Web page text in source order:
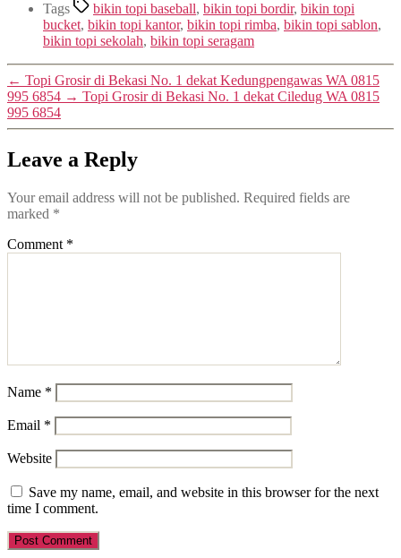
Tags bikin topi baseball, bikin topi bordir, bikin topi
bucket, bikin topi kantor, bikin topi rimba, bikin topi sablon,
bikin topi sekolah, bikin topi seragam
← Topi Grosir di Bekasi No. 1 dekat Kedungpengawas WA 0815
995 6854 → Topi Grosir di Bekasi No. 1 dekat Ciledug WA 0815
995 6854
Leave a Reply
Your email address will not be published. Required fields are
marked *
Comment *
Name *
Email *
Website
Save my name, email, and website in this browser for the next
time I comment.